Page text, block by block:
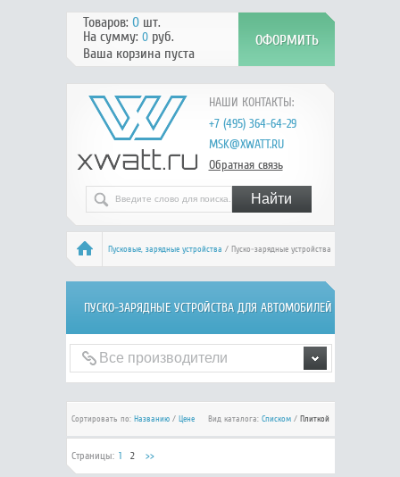
НАШИ КОНТАКТЫ:
+7 (495) 364-64-29
MSK@XWATT.RU
Обратная связь
Товаров: 0шт.
На сумму: 0руб.
Ваша корзина пуста
Пусковые, зарядные устройства / Пуско-зарядные устройства
ПУСКО-ЗАРЯДНЫЕ УСТРОЙСТВА ДЛЯ АВТОМОБИЛЕЙ
Сортировать по: Названию/ Цене Вид каталога: Списком/ Плиткой
Страницы: 1 2 >>